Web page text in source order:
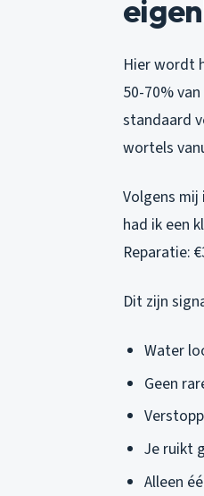
Hier wordt
50-70%
standaard
wortels
Volgens
had ik een
Reparatie:
Dit zijn
Water
Geen
Je ruikt
Alleen